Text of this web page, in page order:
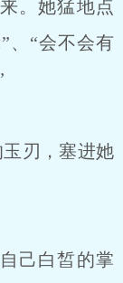
。她猛地点
、“会不会有
刃，塞进她
己白皙的掌